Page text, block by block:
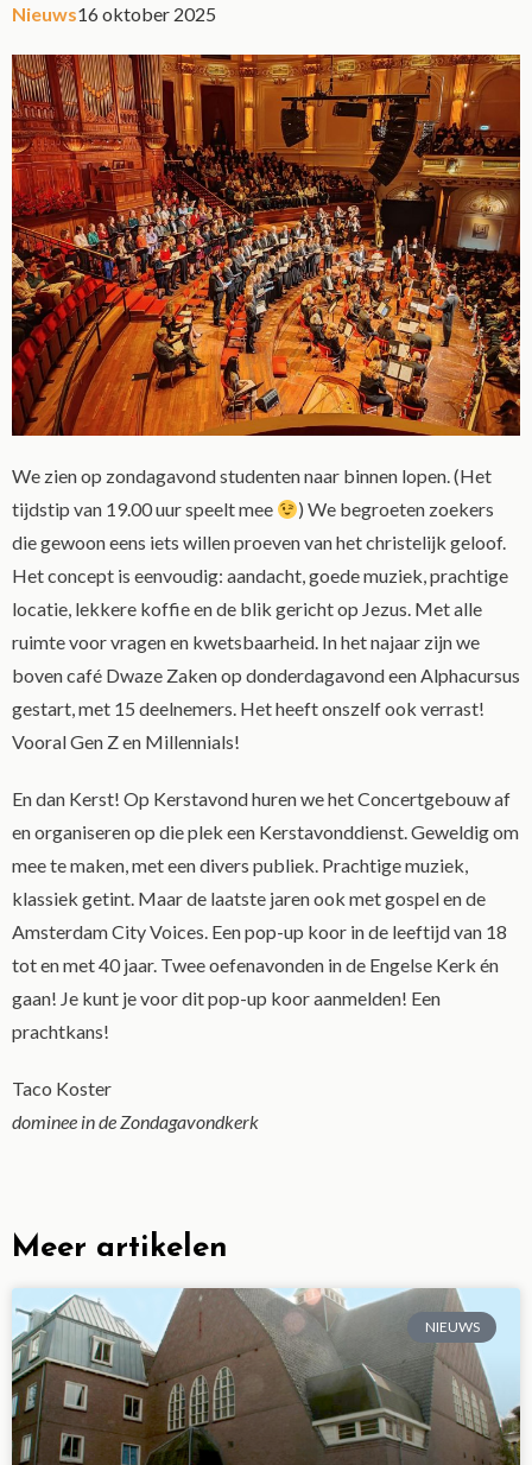
Nieuws16 oktober 2025
We zien op zondagavond studenten naar binnen lopen. (Het
tijdstip van 19.00 uur speelt mee
) We begroeten zoekers
die gewoon eens iets willen proeven van het christelijk geloof.
Het concept is eenvoudig: aandacht, goede muziek, prachtige
locatie, lekkere koffie en de blik gericht op Jezus. Met alle
ruimte voor vragen en kwetsbaarheid. In het najaar zijn we
boven café Dwaze Zaken op donderdagavond een Alphacursus
gestart, met 15 deelnemers. Het heeft onszelf ook verrast!
Vooral Gen Z en Millennials!
En dan Kerst! Op Kerstavond huren we het Concertgebouw af
en organiseren op die plek een Kerstavonddienst. Geweldig om
mee te maken, met een divers publiek. Prachtige muziek,
klassiek getint. Maar de laatste jaren ook met gospel en de
Amsterdam City Voices. Een pop-up koor in de leeftijd van 18
tot en met 40 jaar. Twee oefenavonden in de Engelse Kerk én
gaan! Je kunt je voor dit pop-up koor aanmelden! Een
prachtkans!
Taco Koster
dominee in de Zondagavondkerk
Meer artikelen
NIEUWS